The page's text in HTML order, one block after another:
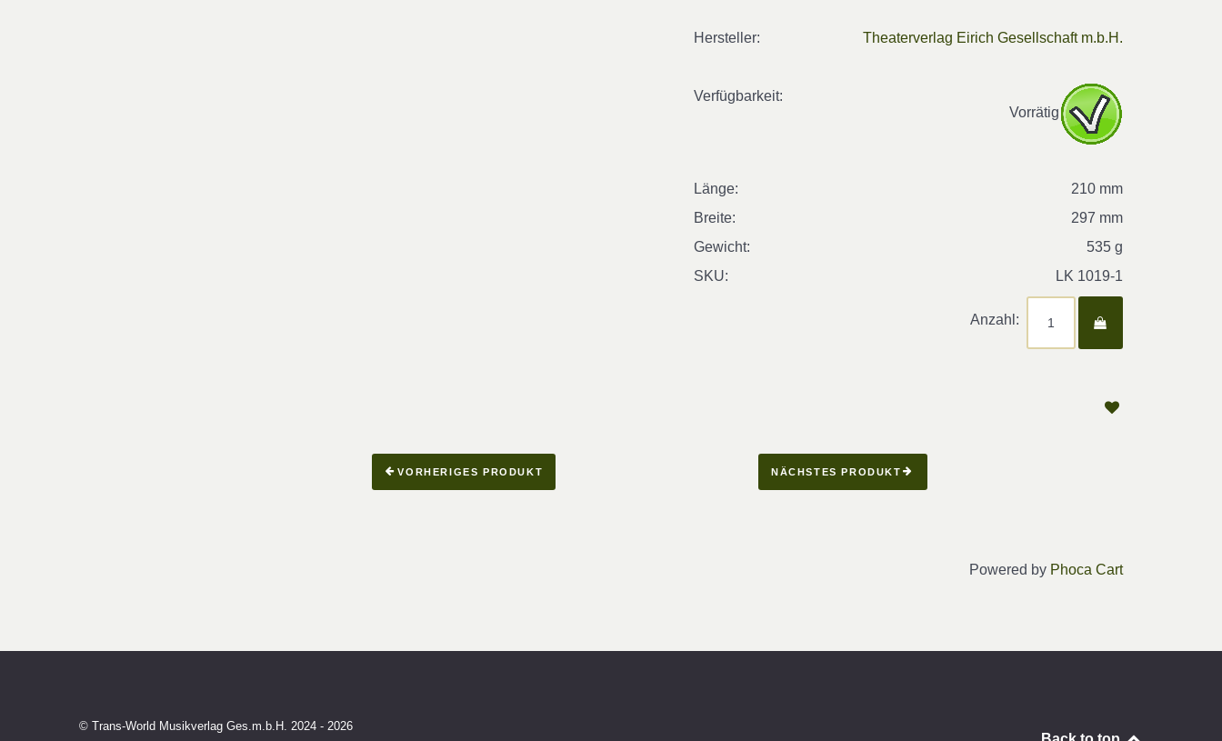
Hersteller: Theaterverlag Eirich Gesellschaft m.b.H.
Verfügbarkeit:
Vorrätig
Länge:
210 mm
Breite:
297 mm
Gewicht:
535 g
SKU:
LK 1019-1
Anzahl:
VORHERIGES PRODUKT NÄCHSTES PRODUKT
Powered by Phoca Cart
© Trans-World Musikverlag Ges.m.b.H. 2024 - 2026